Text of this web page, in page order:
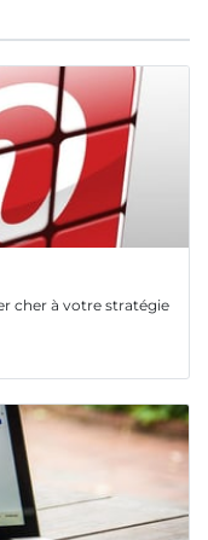
cher à votre stratégie